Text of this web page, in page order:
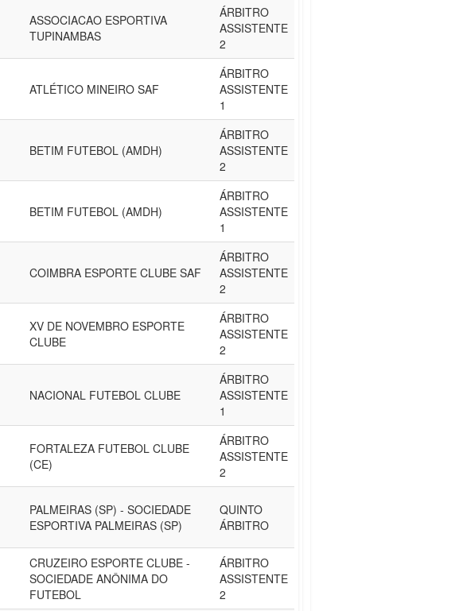
ASSOCIACAO ESPORTIVA
TUPINAMBAS
ÁRBITRO
ASSISTENTE
2
ATLÉTICO MINEIRO SAF
ÁRBITRO
ASSISTENTE
1
BETIM FUTEBOL (AMDH)
ÁRBITRO
ASSISTENTE
2
BETIM FUTEBOL (AMDH)
ÁRBITRO
ASSISTENTE
1
COIMBRA ESPORTE CLUBE SAF
ÁRBITRO
ASSISTENTE
2
XV DE NOVEMBRO ESPORTE
CLUBE
ÁRBITRO
ASSISTENTE
2
NACIONAL FUTEBOL CLUBE
ÁRBITRO
ASSISTENTE
1
FORTALEZA FUTEBOL CLUBE
(CE)
ÁRBITRO
ASSISTENTE
2
PALMEIRAS (SP) - SOCIEDADE
ESPORTIVA PALMEIRAS (SP)
QUINTO
ÁRBITRO
CRUZEIRO ESPORTE CLUBE -
SOCIEDADE ANÔNIMA DO
FUTEBOL
ÁRBITRO
ASSISTENTE
2